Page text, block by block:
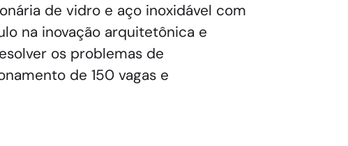
de vidro e aço inoxidável com
na inovação arquitetônica e
os problemas de
de 150 vagas e